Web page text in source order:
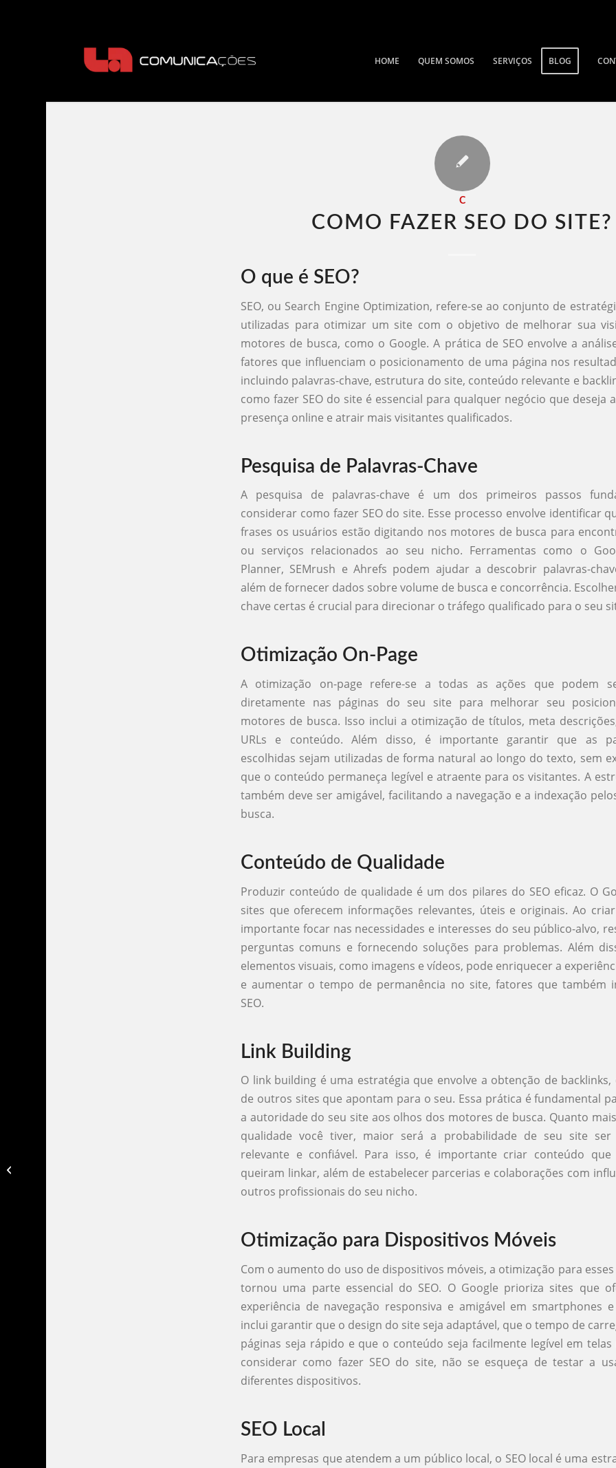
HOME QUEM SOMOS SERVIÇOS BLOG
C
COMO FAZER SEO DO SITE​?
O que é SEO?
SEO, ou Search Engine Optimization, refere-se ao conjunto de
utilizadas para otimizar um site com o objetivo de melhorar sua
motores de busca, como o Google. A prática de SEO envolve a
fatores que influenciam o posicionamento de uma página nos
incluindo palavras-chave, estrutura do site, conteúdo relevante e
como fazer SEO do site é essencial para qualquer negócio que deseja
presença online e atrair mais visitantes qualificados.
Pesquisa de Palavras-Chave
A pesquisa de palavras-chave é um dos primeiros passos
considerar como fazer SEO do site. Esse processo envolve identificar
frases os usuários estão digitando nos motores de busca para
ou serviços relacionados ao seu nicho. Ferramentas como o
Planner, SEMrush e Ahrefs podem ajudar a descobrir palavras-
além de fornecer dados sobre volume de busca e concorrência.
chave certas é crucial para direcionar o tráfego qualificado para o seu
Otimização On-Page
A otimização on-page refere-se a todas as ações que podem
diretamente nas páginas do seu site para melhorar seu
motores de busca. Isso inclui a otimização de títulos, meta
URLs e conteúdo. Além disso, é importante garantir que as
escolhidas sejam utilizadas de forma natural ao longo do texto, sem
que o conteúdo permaneça legível e atraente para os visitantes. A
também deve ser amigável, facilitando a navegação e a indexação
busca.
Conteúdo de Qualidade
Produzir conteúdo de qualidade é um dos pilares do SEO eficaz. O
sites que oferecem informações relevantes, úteis e originais. Ao
importante focar nas necessidades e interesses do seu público-alvo,
perguntas comuns e fornecendo soluções para problemas. Além
elementos visuais, como imagens e vídeos, pode enriquecer a
e aumentar o tempo de permanência no site, fatores que também
SEO.
Link Building
O link building é uma estratégia que envolve a obtenção de backlinks,
de outros sites que apontam para o seu. Essa prática é fundamental
a autoridade do seu site aos olhos dos motores de busca. Quanto
qualidade você tiver, maior será a probabilidade de seu site ser
relevante e confiável. Para isso, é importante criar conteúdo
queiram linkar, além de estabelecer parcerias e colaborações com
outros profissionais do seu nicho.
Otimização para Dispositivos Móveis
Com o aumento do uso de dispositivos móveis, a otimização para
tornou uma parte essencial do SEO. O Google prioriza sites que
experiência de navegação responsiva e amigável em smartphones
inclui garantir que o design do site seja adaptável, que o tempo de
páginas seja rápido e que o conteúdo seja facilmente legível em telas
considerar como fazer SEO do site, não se esqueça de testar a
diferentes dispositivos.
SEO Local
Para empresas que atendem a um público local, o SEO local é uma